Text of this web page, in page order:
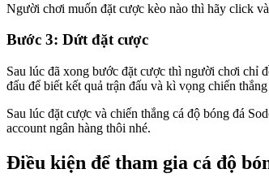
Người chơi muốn đặt cược kèo nào thì hãy click
Bước 3: Dứt đặt cược
Sau lúc đã xong bước đặt cược thì người chơi chỉ
đấu để biết kết quả trận đấu và kì vọng chiến
Sau lúc đặt cược và chiến thắng cá độ bóng đá
account ngân hàng thôi nhé.
Điều kiện để tham gia cá độ